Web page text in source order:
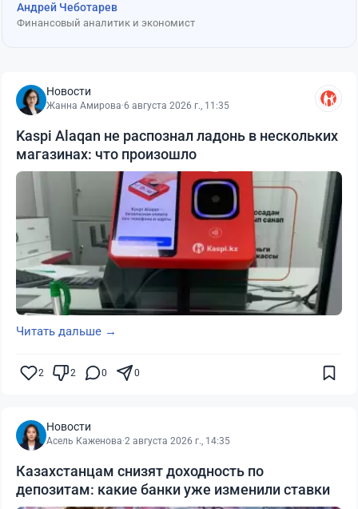
Андрей Чеботарев
Финансовый аналитик и экономист
Новости
Жанна Амирова·6 августа 2026 г., 11:35
Kaspi Alaqan не распознал ладонь в нескольких
магазинах: что произошло
Читать дальше →
2 2 0 0
Новости
Асель Каженова·2 августа 2026 г., 14:35
Казахстанцам снизят доходность по
депозитам: какие банки уже изменили ставки